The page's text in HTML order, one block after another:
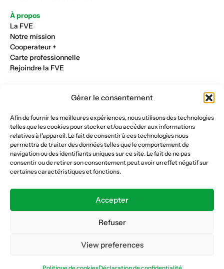
Gérer le consentement
Afin de fournir les meilleures expériences, nous utilisons des technologies
telles que les cookies pour stocker et/ou accéder aux informations
relatives à l'appareil. Le fait de consentir à ces technologies nous
permettra de traiter des données telles que le comportement de
navigation ou des identifiants uniques sur ce site. Le fait de ne pas
consentir ou de retirer son consentement peut avoir un effet négatif sur
certaines caractéristiques et fonctions.
Accepter
Refuser
View preferences
À propos
La FVE
Notre mission
Cooperateur +
Carte professionnelle
Rejoindre la FVE
Maçonnerie et génie civil
Parqueterie et sols
Menuiserie et bois
Plâtrerie et peinture
Nous suivre
Formation continue
Caisse AVS 66.1